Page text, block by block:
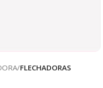
FLECHADORAS